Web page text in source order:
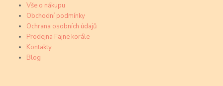
Vše o nákupu
Obchodní podmínky
Ochrana osobních údajů
Prodejna Fajne korále
Kontakty
Blog